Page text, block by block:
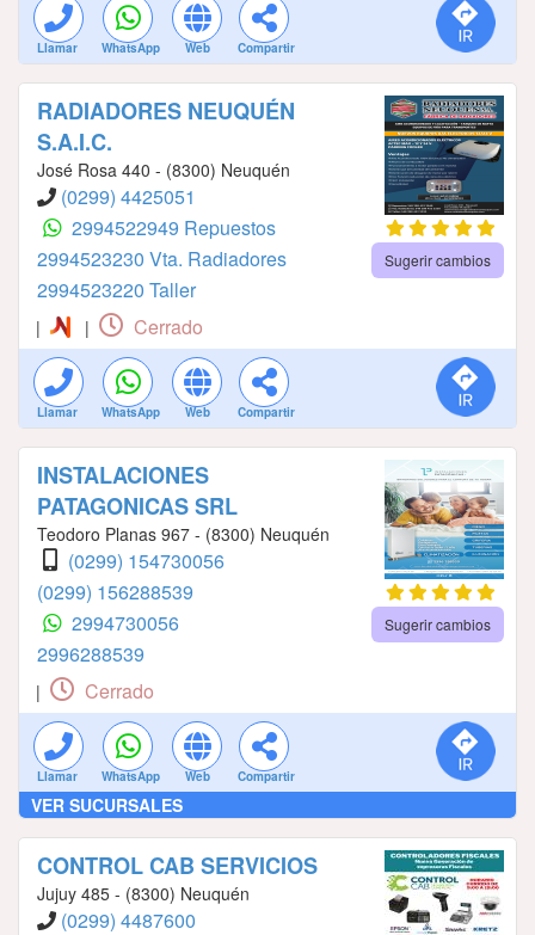
Llamar WhatsApp Web Compartir
RADIADORES NEUQUÉN
S.A.I.C.
José Rosa 440 - (8300) Neuquén
(0299) 4425051
2994522949 Repuestos
2994523230 Vta. Radiadores
2994523220 Taller
Sugerir cambios
| | Cerrado
Llamar WhatsApp Web Compartir
INSTALACIONES
PATAGONICAS SRL
Teodoro Planas 967 - (8300) Neuquén
(0299) 154730056
(0299) 156288539
2994730056
2996288539
Sugerir cambios
| Cerrado
Llamar WhatsApp Web Compartir
VER SUCURSALES
CONTROL CAB SERVICIOS
Jujuy 485 - (8300) Neuquén
(0299) 4487600